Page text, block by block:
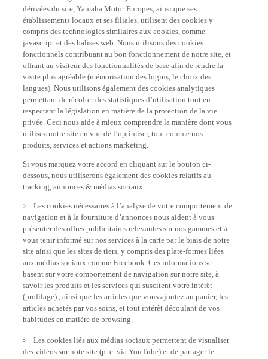
dérivées du site, Yamaha Motor Europes, ainsi que ses
établissements locaux et ses filiales, utilisent des cookies y
compris des technologies similaires aux cookies, comme
javascript et des balises web. Nous utilisons des cookies
fonctionnels contribuant au bon fonctionnement de notre site, et
offrant au visiteur des fonctionnalités de base afin de rendre la
visite plus agréable (mémorisation des logins, le choix des
langues). Nous utilisons également des cookies analytiques
permettant de récolter des statistiques d’utilisation tout en
respectant la législation en matière de la protection de la vie
privée. Ceci nous aide à mieux comprendre la manière dont vous
utilisez notre site en vue de l’optimiser, tout comme nos
produits, services et actions marketing.
Si vous marquez votre accord en cliquant sur le bouton ci-
dessous, nous utiliserons également des cookies relatifs au
tracking, annonces & médias sociaux :
Les cookies nécessaires à l’analyse de votre comportement de
navigation et à la fourniture d’annonces nous aident à vous
présenter des offres publicitaires relevantes sur nos gammes et à
vous tenir informé sur nos services à la carte par le biais de notre
site ainsi que les sites de tiers, y compris des plate-formes liées
aux médias sociaux comme Facebook. Ces informations se
basent sur votre comportement de navigation sur notre site, à
savoir les produits et les services qui suscitent votre intérêt
(profilage) , ainsi que les articles que vous ajoutez au panier, les
articles achetés par vos soins, et tout intérêt découlant de vos
habitudes en matière de browsing.
Les cookies liés aux médias sociaux permettent de visualiser
des vidéos sur note site (p. e. via YouTube) et de partager le